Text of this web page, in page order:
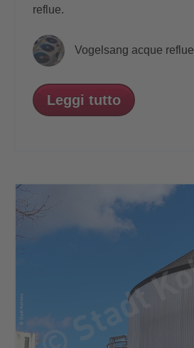
reflue.
Vogelsang acque reflue
Leggi tutto